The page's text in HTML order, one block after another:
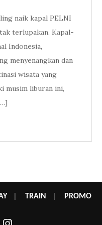
naik kapal PELNI
terlupakan. Kapal-
Indonesia,
menyenangkan dan
wisata yang
musim liburan ini,
| TRAIN PROMO